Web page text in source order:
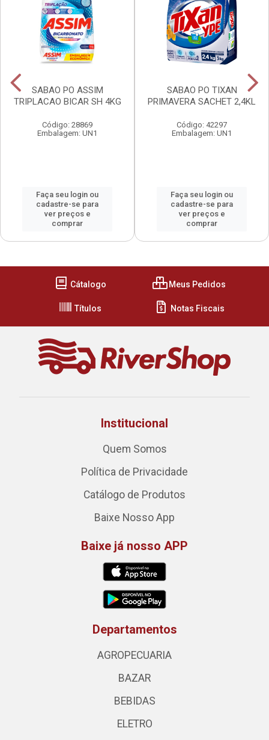
SABAO PO ASSIM
TRIPLACAO BICAR SH 4KG
Código: 28869
Embalagem: UN1
Faça seu login ou
cadastre-se para
ver preços e
comprar
SABAO PO TIXAN
PRIMAVERA SACHET 2,4KL
Código: 42297
Embalagem: UN1
Faça seu login ou
cadastre-se para
ver preços e
comprar
Cátalogo Meus Pedidos
Títulos Notas Fiscais
Institucional
Quem Somos
Política de Privacidade
Catálogo de Produtos
Baixe Nosso App
Baixe já nosso APP
Departamentos
AGROPECUARIA
BAZAR
BEBIDAS
ELETRO